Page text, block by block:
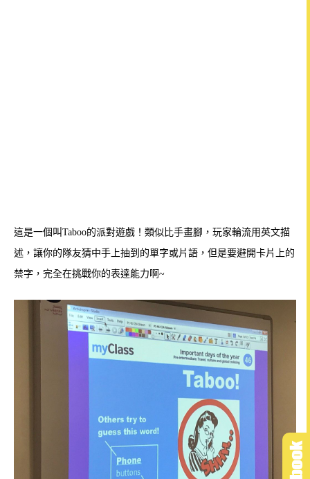
這是一個叫Taboo的派對遊戲！ 類似比手畫腳， 玩家輪流用英文描
述，讓你的隊友猜中手上抽到的單字或片語，但是要避開卡片上的
禁字，完全在挑戰你的表達能力啊~